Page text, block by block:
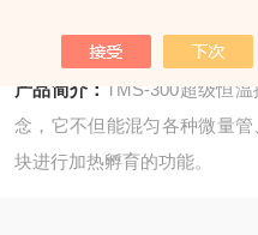
产品简介： TMS-300超级恒
念，它不但能混匀各种微量
块进行加热孵育的功能。